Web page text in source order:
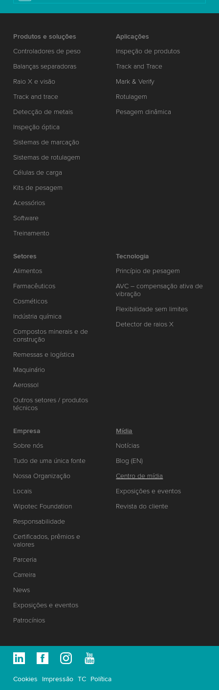
Produtos e soluções
Controladores de peso
Balanças separadoras
Raio X e visão
Track and trace
Detecção de metais
Inspeção óptica
Sistemas de marcação
Sistemas de rotulagem
Células de carga
Kits de pesagem
Acessórios
Software
Treinamento
Aplicações
Inspeção de produtos
Track and Trace
Mark & Verify
Rotulagem
Pesagem dinâmica
Setores
Alimentos
Farmacêuticos
Cosméticos
Indústria química
Compostos minerais e de
construção
Remessas e logística
Maquinário
Aerossol
Outros setores / produtos
técnicos
Tecnologia
Princípio de pesagem
AVC – compensação ativa de
vibração
Flexibilidade sem limites
Detector de raios X
Empresa
Sobre nós
Tudo de uma única fonte
Nossa Organização
Locais
Wipotec Foundation
Responsabilidade
Certificados, prêmios e
valores
Parceria
Carreira
News
Exposições e eventos
Patrocínios
Mídia
Notícias
Blog (EN)
Centro de mídia
Exposições e eventos
Revista do cliente
Cookies Impressão TC Política